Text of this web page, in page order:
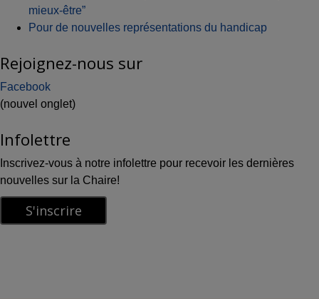
mieux-être”
Pour de nouvelles représentations du handicap
Rejoignez-nous sur
Facebook
(nouvel onglet)
Infolettre
Inscrivez-vous à notre infolettre pour recevoir les dernières
nouvelles sur la Chaire!